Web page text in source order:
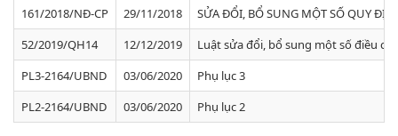
161/2018/NĐ-CP
29/11/2018
SỬA ĐỔI, BỔ SUNG MỘT SỐ QUY
52/2019/QH14
12/12/2019
Luật sửa đổi, bổ sung một số điều
PL3-2164/UBND
03/06/2020
Phụ lục 3
PL2-2164/UBND
03/06/2020 Phụ lục 2